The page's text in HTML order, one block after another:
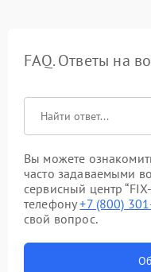
FAQ. Ответы на
Вы можете
часто задаваемыми
сервисный центр
телефону+7 (800)
свой вопрос.